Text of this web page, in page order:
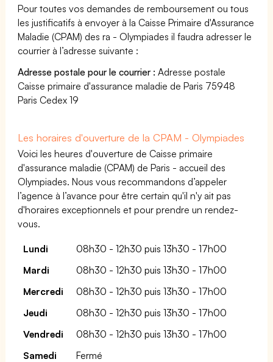
Pour toutes vos demandes de remboursement ou tous
les justificatifs à envoyer à la Caisse Primaire d'Assurance
Maladie (CPAM) des ra - Olympiades il faudra adresser le
courrier à l’adresse suivante :
Adresse postale pour le courrier : Adresse postale
Caisse primaire d'assurance maladie de Paris 75948
Paris Cedex 19
Les horaires d'ouverture de la CPAM - Olympiades
Voici les heures d'ouverture de Caisse primaire
d'assurance maladie (CPAM) de Paris - accueil des
Olympiades. Nous vous recommandons d’appeler
l’agence à l’avance pour être certain qu'il n'y ait pas
d'horaires exceptionnels et pour prendre un rendez-
vous.
Lundi
08h30 - 12h30 puis 13h30 - 17h00
Mardi
08h30 - 12h30 puis 13h30 - 17h00
Mercredi
08h30 - 12h30 puis 13h30 - 17h00
Jeudi
08h30 - 12h30 puis 13h30 - 17h00
Vendredi
08h30 - 12h30 puis 13h30 - 17h00
Samedi
Fermé